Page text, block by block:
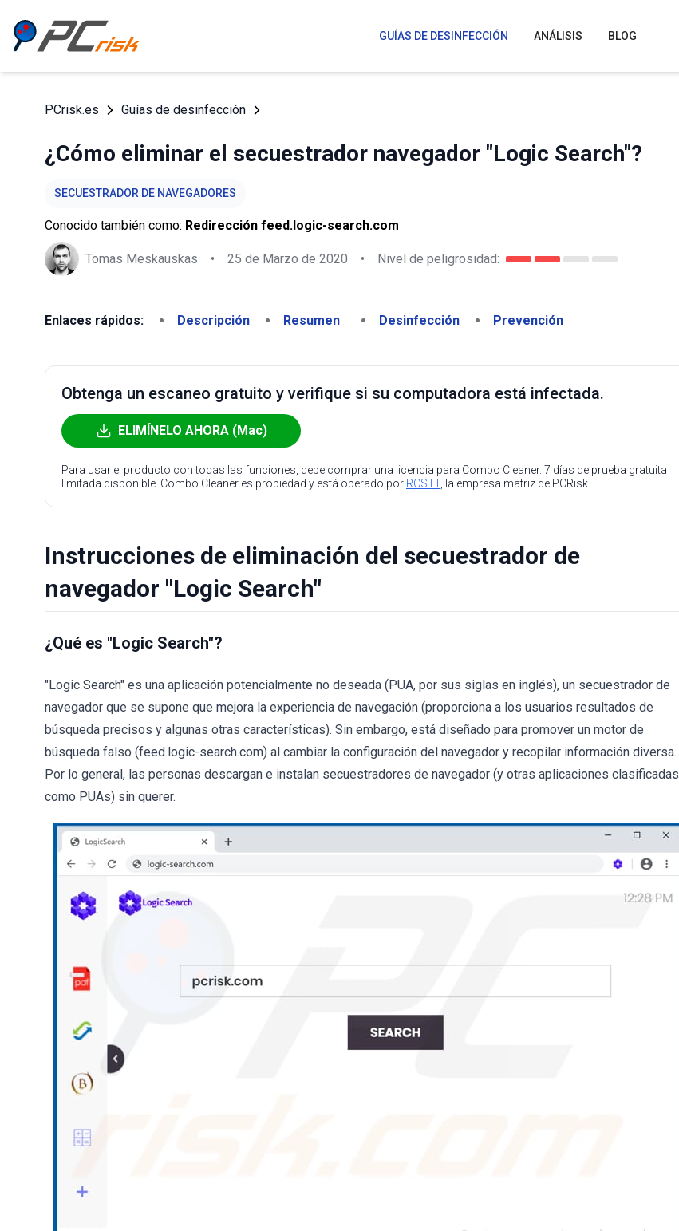
GUÍAS DE DESINFECCIÓN ANÁLISIS BLOG
PCrisk.es Guías de desinfección
¿Cómo eliminar el secuestrador navegador "Logic Search"?
SECUESTRADOR DE NAVEGADORES
Conocido también como: Redirección feed.logic-search.com
Tomas Meskauskas • 25 de Marzo de 2020 • Nivel de peligrosidad:
Enlaces rápidos: Descripción Resumen Desinfección Prevención
Obtenga un escaneo gratuito y verifique si su computadora está infectada.
ELIMÍNELO AHORA (Mac)
Para usar el producto con todas las funciones, debe comprar una licencia para Combo Cleaner. 7 días de prueba gratuita
limitada disponible. Combo Cleaner es propiedad y está operado por RCS LT, la empresa matriz de PCRisk.
Instrucciones de eliminación del secuestrador de
navegador "Logic Search"
¿Qué es "Logic Search"?
"Logic Search" es una aplicación potencialmente no deseada (PUA, por sus siglas en inglés), un secuestrador de
navegador que se supone que mejora la experiencia de navegación (proporciona a los usuarios resultados de
búsqueda precisos y algunas otras características). Sin embargo, está diseñado para promover un motor de
búsqueda falso (feed.logic-search.com) al cambiar la configuración del navegador y recopilar información diversa.
Por lo general, las personas descargan e instalan secuestradores de navegador (y otras aplicaciones clasificadas
como PUAs) sin querer.